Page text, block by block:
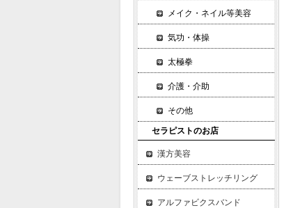
メイク・ネイル等美容
気功・体操
太極拳
介護・介助
その他
セラピストのお店
漢方美容
ウェーブストレッチリング
アルファビクスバンド